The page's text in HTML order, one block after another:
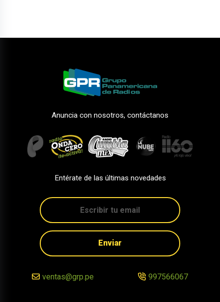
Anuncia con nosotros, contáctanos
Entérate de las últimas novedades
Enviar
ventas@grp.pe 997566067